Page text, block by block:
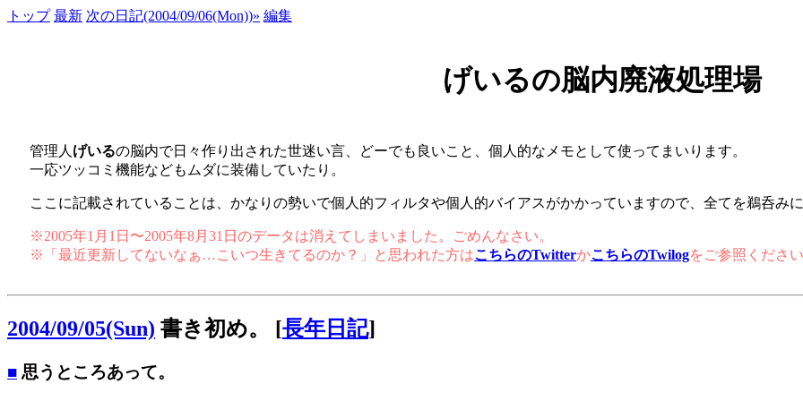
トップ 最新 次の日記(2004/09/06(Mon))» 編集
げいるの脳内廃液処理場
管理人 げいるの脳内で日々作り出された世迷い言、どーでも良いこと、個人的なメモとして使ってまいります。
一応ツッコミ機能などもムダに装備していたり。
ここに記載されていることは、かなりの勢いで個人的フィルタや個人的バイアスがかかっていますので、全てを鵜呑みに
※2005年1月1日〜2005年8月31日のデータは消えてしまいました。ごめんなさい。
※「最近更新してないなぁ…こいつ生きてるのか？」と思われた方はこちらのTwitterかこちらのTwilogをご参照ください
2004/09/05(Sun) 書き初め。 [長年日記]
■ 思うところあって。